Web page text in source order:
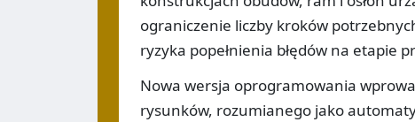
ograniczenie liczby kroków
ryzyka popełnienia błędów na etapie
Nowa wersja oprogramowania
rysunków, rozumianego jako